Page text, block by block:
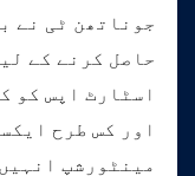
جوناتھن ٹی نے
حاصل کرنے کے
اسٹارٹ اپس کو
اور کس طرح
مینٹورشپ